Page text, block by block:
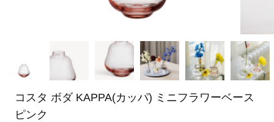
コスタ ボダ KAPPA(カッパ) ミニフラワーベース
ピンク